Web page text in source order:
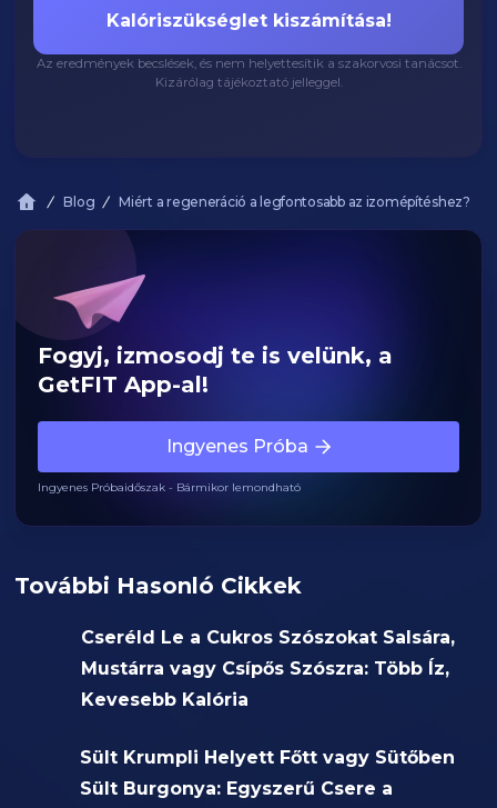
Kalóriszükséglet kiszámítása!
Az eredmények becslések, és nem helyettesítik a szakorvosi tanácsot.
Kizárólag tájékoztató jelleggel.
Blog Miért a regeneráció a legfontosabb az izomépítéshez?
Fogyj, izmosodj te is velünk, a
GetFIT App-al!
Ingyenes Próba
Ingyenes Próbaidőszak - Bármikor lemondható
További Hasonló Cikkek
Cseréld Le a Cukros Szószokat Salsára,
Mustárra vagy Csípős Szószra: Több Íz,
Kevesebb Kalória
Sült Krumpli Helyett Főtt vagy Sütőben
Sült Burgonya: Egyszerű Csere a